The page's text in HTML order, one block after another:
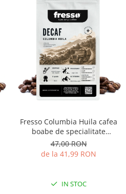
Fresso Columbia Huila cafea
boabe de specialitate
proaspăt prăjită și
decofeinizată
47,00 RON
de la 41,99 RON
IN STOC